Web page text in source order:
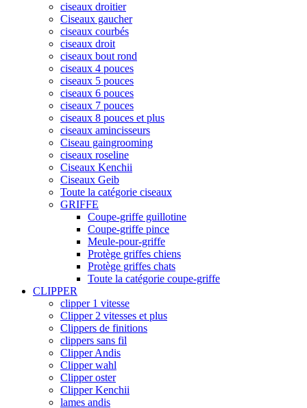
ciseaux droitier
Ciseaux gaucher
ciseaux courbés
ciseaux droit
ciseaux bout rond
ciseaux 4 pouces
ciseaux 5 pouces
ciseaux 6 pouces
ciseaux 7 pouces
ciseaux 8 pouces et plus
ciseaux amincisseurs
Ciseau gaingrooming
ciseaux roseline
Ciseaux Kenchii
Ciseaux Geib
Toute la catégorie ciseaux
GRIFFE
Coupe-griffe guillotine
Coupe-griffe pince
Meule-pour-griffe
Protège griffes chiens
Protège griffes chats
Toute la catégorie coupe-griffe
CLIPPER
clipper 1 vitesse
Clipper 2 vitesses et plus
Clippers de finitions
clippers sans fil
Clipper Andis
Clipper wahl
Clipper oster
Clipper Kenchii
lames andis